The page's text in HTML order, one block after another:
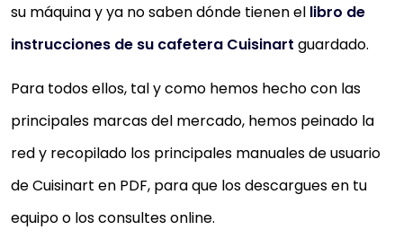
su máquina y ya no saben dónde tienen el libro de
instrucciones de su cafetera Cuisinart guardado.
Para todos ellos, tal y como hemos hecho con las
principales marcas del mercado, hemos peinado la
red y recopilado los principales manuales de usuario
de Cuisinart en PDF, para que los descargues en tu
equipo o los consultes online.